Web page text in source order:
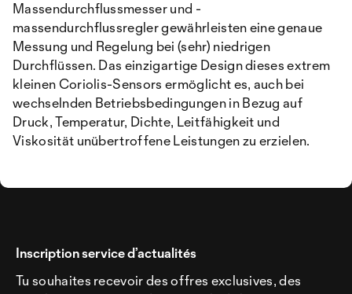
Massendurchflussmesser und -
massendurchflussregler gewährleisten eine genaue
Messung und Regelung bei (sehr) niedrigen
Durchflüssen. Das einzigartige Design dieses extrem
kleinen Coriolis-Sensors ermöglicht es, auch bei
wechselnden Betriebsbedingungen in Bezug auf
Druck, Temperatur, Dichte, Leitfähigkeit und
Viskosität unübertroffene Leistungen zu erzielen.
Inscription service d’actualités
Tu souhaites recevoir des offres exclusives, des